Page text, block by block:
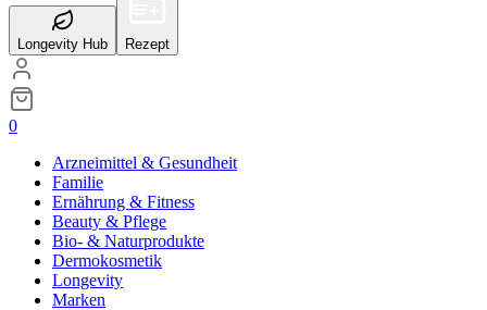
Longevity Hub Rezept
0
Arzneimittel & Gesundheit
Familie
Ernährung & Fitness
Beauty & Pflege
Bio- & Naturprodukte
Dermokosmetik
Longevity
Marken